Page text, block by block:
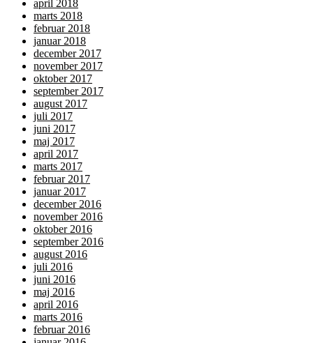
april 2018
marts 2018
februar 2018
januar 2018
december 2017
november 2017
oktober 2017
september 2017
august 2017
juli 2017
juni 2017
maj 2017
april 2017
marts 2017
februar 2017
januar 2017
december 2016
november 2016
oktober 2016
september 2016
august 2016
juli 2016
juni 2016
maj 2016
april 2016
marts 2016
februar 2016